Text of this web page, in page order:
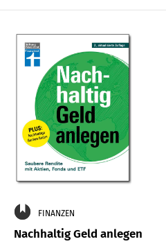
FINANZEN
Nachhaltig Geld anlegen